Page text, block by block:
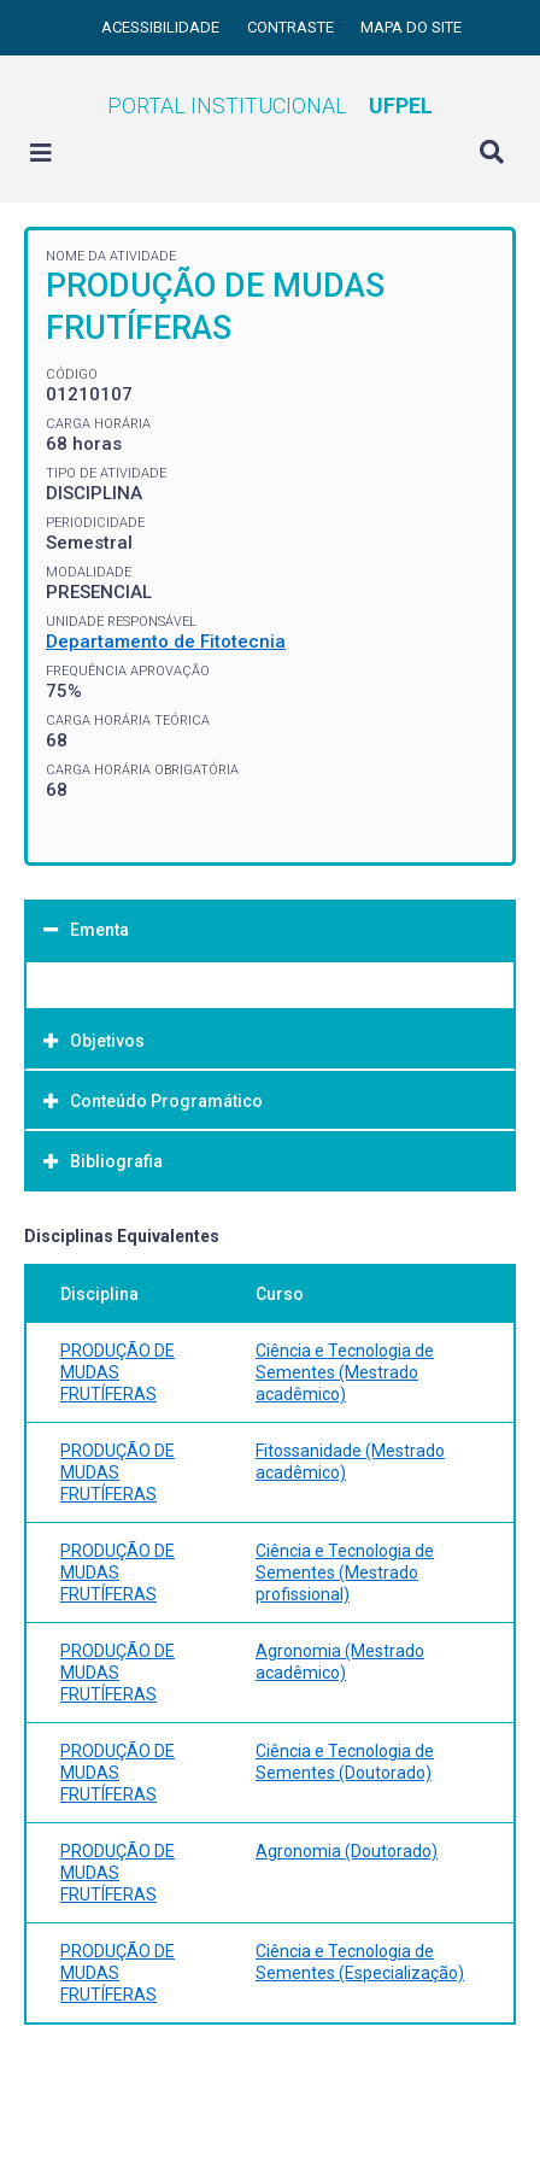
ACESSIBILIDADE CONTRASTE MAPA DO SITE
PORTAL INSTITUCIONAL UFPEL
NOME DA ATIVIDADE
PRODUÇÃO DE MUDAS
FRUTÍFERAS
CÓDIGO
01210107
CARGA HORÁRIA
68 horas
TIPO DE ATIVIDADE
DISCIPLINA
PERIODICIDADE
Semestral
MODALIDADE
PRESENCIAL
UNIDADE RESPONSÁVEL
Departamento de Fitotecnia
FREQUÊNCIA APROVAÇÃO
75%
CARGA HORÁRIA TEÓRICA
68
CARGA HORÁRIA OBRIGATÓRIA
68
Ementa
Objetivos
Objetivo Geral:
Conteúdo Programático
Bibliografia
Bibliografia Básica:
Disciplinas Equivalentes
Disciplina Curso
PRODUÇÃO DE
MUDAS
FRUTÍFERAS
Ciência e Tecnologia de
Sementes (Mestrado
acadêmico)
PRODUÇÃO DE
MUDAS
FRUTÍFERAS
Fitossanidade (Mestrado
acadêmico)
PRODUÇÃO DE
MUDAS
FRUTÍFERAS
Ciência e Tecnologia de
Sementes (Mestrado
profissional)
PRODUÇÃO DE
MUDAS
FRUTÍFERAS
Agronomia (Mestrado
acadêmico)
PRODUÇÃO DE
MUDAS
FRUTÍFERAS
Ciência e Tecnologia de
Sementes (Doutorado)
PRODUÇÃO DE
MUDAS
FRUTÍFERAS
Agronomia (Doutorado)
PRODUÇÃO DE
MUDAS
FRUTÍFERAS
Ciência e Tecnologia de
Sementes (Especialização)